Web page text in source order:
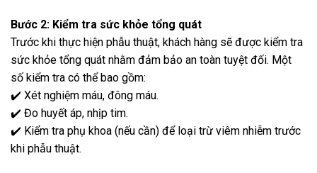
Bước 2: Kiểm tra sức khỏe tổng quát
Trước khi thực hiện phẫu thuật, khách hàng sẽ được kiểm tra
sức khỏe tổng quát nhằm đảm bảo an toàn tuyệt đối. Một
số kiểm tra có thể bao gồm:
✔️ Xét nghiệm máu, đông máu.
✔️ Đo huyết áp, nhịp tim.
✔️ Kiểm tra phụ khoa (nếu cần) để loại trừ viêm nhiễm trước
khi phẫu thuật.